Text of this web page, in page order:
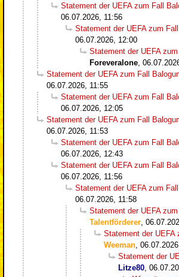
Statement der UEFA zum Fall
06.07.2026, 11:56
Statement der UEFA zum
06.07.2026, 12:00
Statement der UEFA
Foreveralone
Statement der UEFA zum Fall
06.07.2026, 11:55
Statement der UEFA zum Fall
06.07.2026, 12:05
Statement der UEFA zum Fall
06.07.2026, 11:53
Statement der UEFA zum Fall
06.07.2026, 12:43
Statement der UEFA zum Fall
06.07.2026, 11:56
Statement der UEFA zum
06.07.2026, 11:58
Statement der UEFA
Talentförderer
Statement der UEFA
Weeman
Statement der
Litze80